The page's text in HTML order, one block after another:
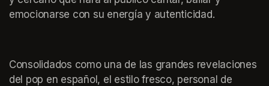
emocionarse con su energía y autenticidad.
Consolidados como una de las grandes revelaciones
del pop en español, el estilo fresco, personal de